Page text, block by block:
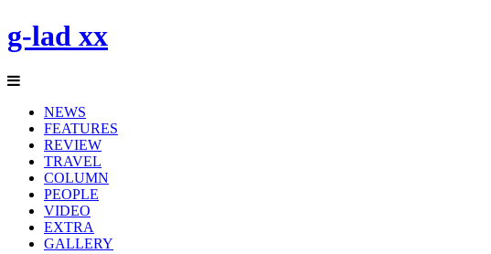
g-lad xx
NEWS
FEATURES
REVIEW
TRAVEL
COLUMN
PEOPLE
VIDEO
EXTRA
GALLERY